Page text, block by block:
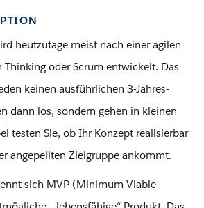
heutzutage meist nach einer agilen
Thinking oder Scrum entwickelt. Das
keinen ausführlichen 3-Jahres-
dann los, sondern gehen in kleinen
testen Sie, ob Ihr Konzept realisierbar
angepeilten Zielgruppe ankommt.
sich MVP (Minimum Viable